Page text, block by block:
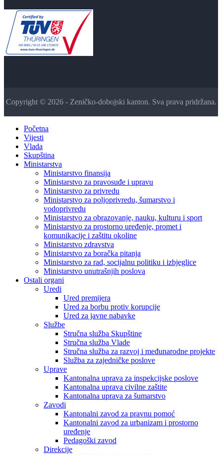
Copyright © 2026 - Zeničko-dobojski kanton. Sva prava pridržana.
Početna
Vijesti
Vlada
Skupština
Ministarstva
Ministarstvo finansija
Ministarstvo za pravosuđe i upravu
Ministarstvo za privredu
Ministarstvo za poljoprivredu, šumarstvo i
vodoprivredu
Ministarstvo za obrazovanje, nauku, kulturu i sport
Ministarstvo za prostorno uređenje, promet i
komunikacije i zaštitu okoline
Ministarstvo zdravstva
Ministarstvo za boračka pitanja
Ministarstvo za rad, socijalnu politiku i izbjeglice
Ministarstvo unutrašnjih poslova
Ostali organi
Uredi
Ured premijera
Ured za borbu protiv korupcije
Ured za javne nabavke
Službe
Stručna služba Skupštine
Stručna služba Vlade
Stručna služba za razvoj i međunarodne projekte
Služba za zajedničke poslove
Uprave
Kantonalna uprava za inspekcijske poslove
Kantonalna uprava civilne zaštite
Kantonalna uprava za šumarstvo
Zavodi
Kantonalni zavod za pravnu pomoć
Kantonalni zavod za urbanizam i prostorno
uređenje
Pedagoški zavod
Direkcije